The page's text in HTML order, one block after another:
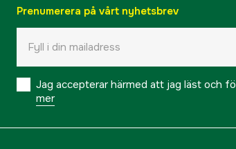
Prenumerera på vårt nyhetsbrev
Jag accepterar härmed att jag läst och
mer